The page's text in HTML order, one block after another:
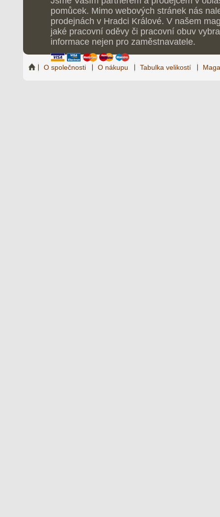
pomůcek. Mimo webových stránek nás
prodejnách v Hradci Králové. V našem
jaké pracovní oděvy či pracovní obuv
informace nejen pro zaměstnavatele.
O společnosti O nákupu Tabulka velikostí